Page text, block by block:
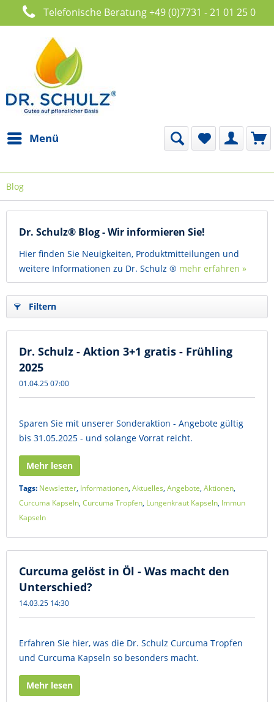
Telefonische Beratung +49 (0)7731 - 21 01 25 0
Menü
Blog
Dr. Schulz® Blog - Wir informieren Sie!
Hier finden Sie Neuigkeiten, Produktmitteilungen und
weitere Informationen zu Dr. Schulz ® mehr erfahren »
Filtern
Dr. Schulz - Aktion 3+1 gratis - Frühling
2025
01.04.25 07:00
Sparen Sie mit unserer Sonderaktion - Angebote gültig
bis 31.05.2025 - und solange Vorrat reicht.
Mehr lesen
Tags: Newsletter, Informationen, Aktuelles, Angebote, Aktionen,
Curcuma Kapseln, Curcuma Tropfen, Lungenkraut Kapseln, Immun
Kapseln
Curcuma gelöst in Öl - Was macht den
Unterschied?
14.03.25 14:30
Erfahren Sie hier, was die Dr. Schulz Curcuma Tropfen
und Curcuma Kapseln so besonders macht.
Mehr lesen